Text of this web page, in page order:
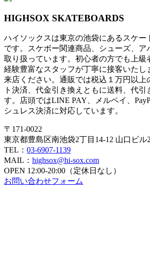
HIGHSOX SKATEBOARDS
ハイソックスは東京の池袋にあるスケー
です。スケボー関連商品、シューズ、ア
取り扱っています。初心者の方でも上級
経験豊富なスタッフが丁寧に接客いたし
来店ください。通販では税込１万円以上
ト決済、代金引き換えともに送料、代
す。店頭ではLINE PAY、メルペイ、
シュレス決済に対応しています。
〒171-0022
東京都豊島区南池袋2丁目14-12 山口ビル
TEL： 03-6907-1139
MAIL： highsox@hi-sox.com
OPEN 12:00-20:00（定休日なし）
お問い合わせフォーム